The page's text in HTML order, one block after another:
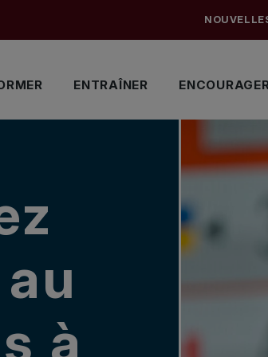
ENTRAÎNER
à